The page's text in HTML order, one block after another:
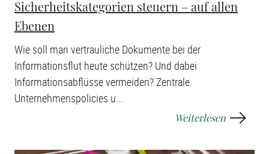
Sicherheitskategorien steuern – auf allen
Ebenen
Wie soll man vertrauliche Dokumente bei der
Informationsflut heute schützen? Und dabei
Informationsabflüsse vermeiden? Zentrale
Unternehmenspolicies u...
Weiterlesen